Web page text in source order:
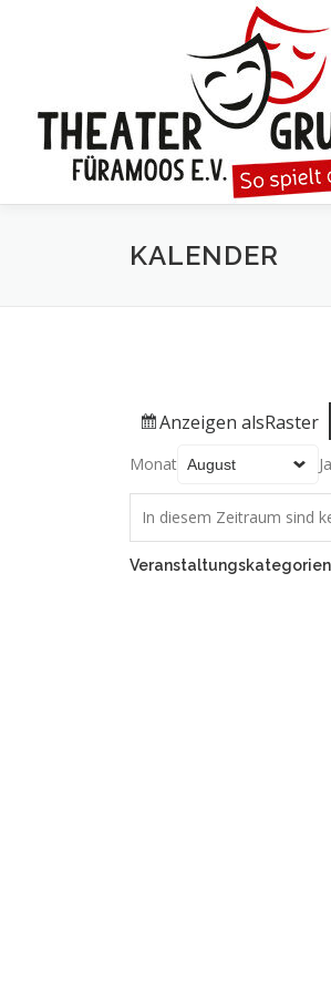
KALENDER
Anzeigen alsRaster
Monat
In diesem Zeitraum sind
Veranstaltungskategorien